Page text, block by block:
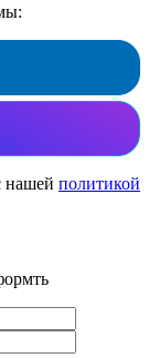
нашей политикой